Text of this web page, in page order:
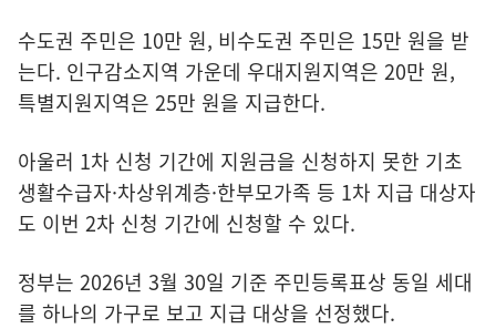
수도권 주민은 10만 원, 비수도권 주민은 15만 원을 받
는다. 인구감소지역 가운데 우대지원지역은 20만 원,
특별지원지역은 25만 원을 지급한다.
아울러 1차 신청 기간에 지원금을 신청하지 못한 기초
생활수급자·차상위계층·한부모가족 등 1차 지급 대상자
도 이번 2차 신청 기간에 신청할 수 있다.
정부는 2026년 3월 30일 기준 주민등록표상 동일 세대
를 하나의 가구로 보고 지급 대상을 선정했다.